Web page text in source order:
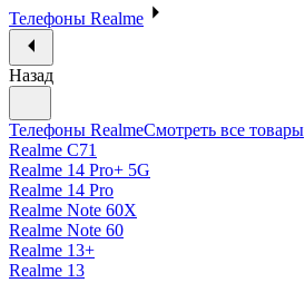
Телефоны Realme
Назад
Телефоны RealmeСмотреть все товары
Realme C71
Realme 14 Pro+ 5G
Realme 14 Pro
Realme Note 60X
Realme Note 60
Realme 13+
Realme 13